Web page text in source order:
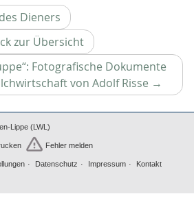
Dieners Vorheriger
Artikel
zur Übersicht
Fotografische Dokumente
von Adolf Risse
Artikel
→
Lippe (LWL)
Fehler melden
Datenschutz Impressum
Kontakt